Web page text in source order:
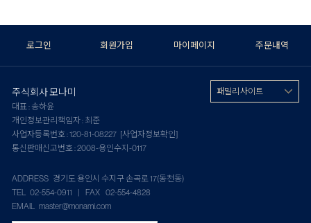
로그인 회원가입 마이페이지 주문내역
주식회사 모나미
대표 : 송하윤
개인정보관리책임자 : 최준
사업자등록번호 : 120-81-08227 [사업자정보확인]
통신판매신고번호 : 2008-용인수지-0117
ADDRESS 경기도 용인시 수지구 손곡로 17(동천동)
TEL 02-554-0911 | FAX 02-554-4828
EMAIL master@monami.com
패밀리 사이트